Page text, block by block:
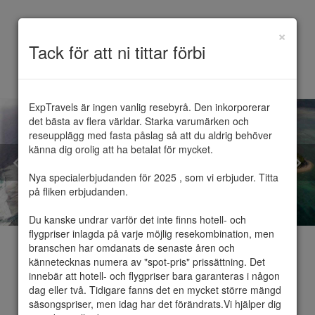
Tack för att ni tittar förbi
×
ExpTravels är ingen vanlig resebyrå. Den inkorporerar
det bästa av flera världar. Starka varumärken och
reseupplägg med fasta påslag så att du aldrig behöver
känna dig orolig att ha betalat för mycket.
Nya specialerbjudanden för 2025 , som vi erbjuder. Titta
på fliken erbjudanden.
Du kanske undrar varför det inte finns hotell- och
flygpriser inlagda på varje möjlig resekombination, men
branschen har omdanats de senaste åren och
kännetecknas numera av "spot-pris" prissättning. Det
innebär att hotell- och flygpriser bara garanteras i någon
dag eller två. Tidigare fanns det en mycket större mängd
säsongspriser, men idag har det förändrats.Vi hjälper dig